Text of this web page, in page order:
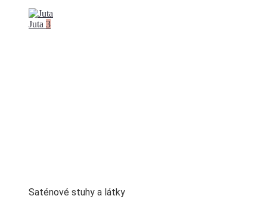
Juta 3
Saténové stuhy a látky